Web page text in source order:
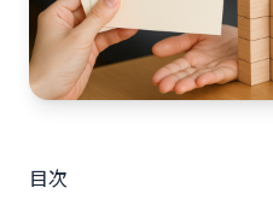
目次